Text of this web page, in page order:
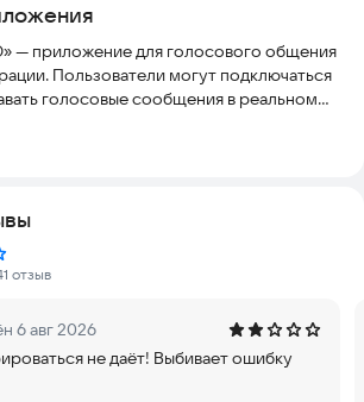
— приложение для голосового общения
Пользователи могут подключаться
голосовые сообщения в реальном
отзыв
6 авг 2026
не даёт! Выбивает ошибку